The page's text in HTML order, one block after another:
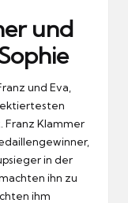
und
und Eva,
Franz Klammer
in der
ihn zu
ihm